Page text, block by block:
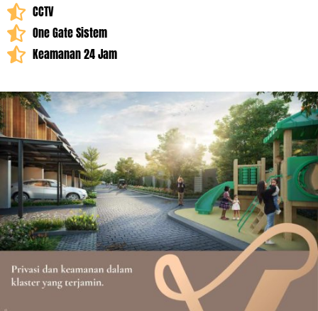
CCTV
One Gate Sistem
Keamanan 24 Jam